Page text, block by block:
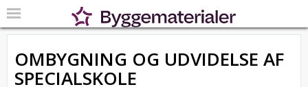
OMBYGNING OG UDVIDELSE AF
SPECIALSKOLE